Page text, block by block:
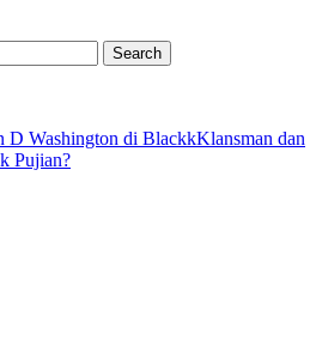
Washington di BlackkKlansman dan
Pujian?